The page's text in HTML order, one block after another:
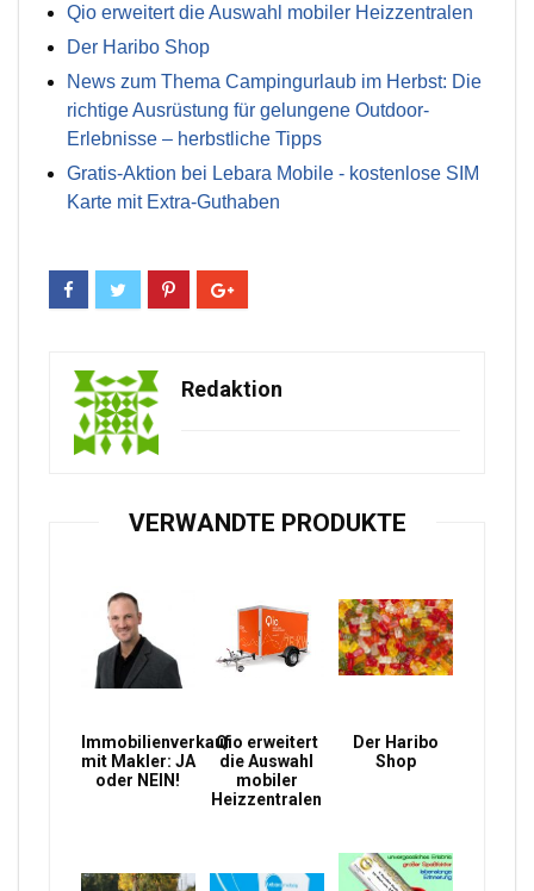
Qio erweitert die Auswahl mobiler Heizzentralen
Der Haribo Shop
News zum Thema Campingurlaub im Herbst: Die
richtige Ausrüstung für gelungene Outdoor-
Erlebnisse – herbstliche Tipps
Gratis-Aktion bei Lebara Mobile - kostenlose SIM
Karte mit Extra-Guthaben
Redaktion
VERWANDTE PRODUKTE
Immobilienverkauf
mit Makler: JA
oder NEIN!
Qio erweitert
die Auswahl
mobiler
Heizzentralen
Der Haribo
Shop